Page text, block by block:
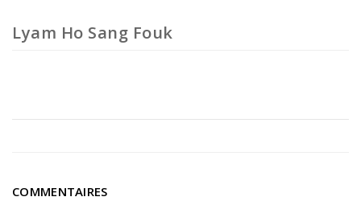
Lyam Ho Sang Fouk
COMMENTAIRES